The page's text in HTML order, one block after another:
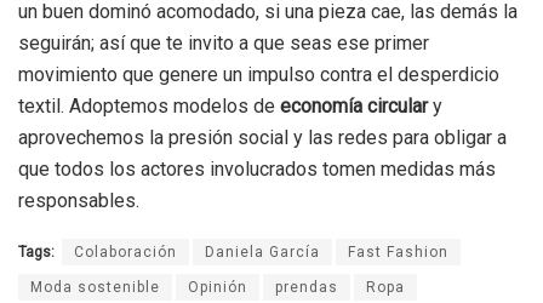
un buen dominó acomodado, si una pieza cae, las demás la
seguirán; así que te invito a que seas ese primer
movimiento que genere un impulso contra el desperdicio
textil. Adoptemos modelos de economía circulary
aprovechemos la presión social y las redes para obligar a
que todos los actores involucrados tomen medidas más
responsables.
Tags: Colaboración Daniela García Fast Fashion
Moda sostenible Opinión prendas Ropa